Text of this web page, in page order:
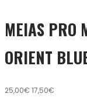
MEIAS PRO
ORIENT
25,00€ 17,50€